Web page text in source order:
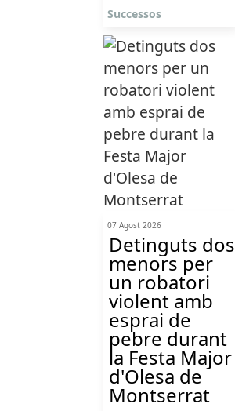
Successos
07 Agost 2026
Detinguts dos
menors per
un robatori
violent amb
esprai de
pebre durant
la Festa Major
d'Olesa de
Montserrat